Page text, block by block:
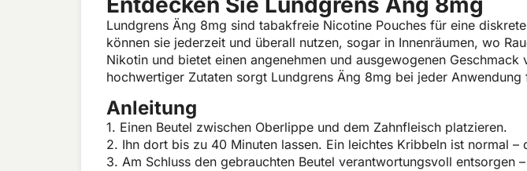
Lundgrens Äng 8mg sind tabakfreie Nicotine Pouches für eine
können sie jederzeit und überall nutzen, sogar in Innenräumen, wo
Nikotin und bietet einen angenehmen und ausgewogenen
hochwertiger Zutaten sorgt Lundgrens Äng 8mg bei jeder
Anleitung
1. Einen Beutel zwischen Oberlippe und dem Zahnfleisch platzieren.
2. Ihn dort bis zu 40 Minuten lassen. Ein leichtes Kribbeln ist normal
3. Am Schluss den gebrauchten Beutel verantwortungsvoll